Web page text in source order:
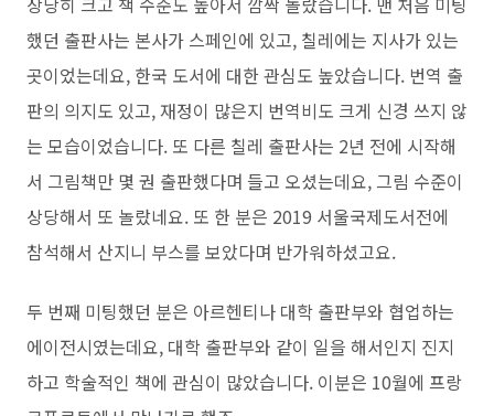
했던 출판사는 본사가 스페인에 있고, 칠레에는 지사가 있는
곳이었는데요, 한국 도서에 대한 관심도 높았습니다. 번역 출
판의 의지도 있고, 재정이 많은지 번역비도 크게 신경 쓰지 않
는 모습이었습니다. 또 다른 칠레 출판사는 2년 전에 시작해
서 그림책만 몇 권 출판했다며 들고 오셨는데요, 그림 수준이
상당해서 또 놀랐네요. 또 한 분은 2019 서울국제도서전에
참석해서 산지니 부스를 보았다며 반가워하셨고요.
두 번째 미팅했던 분은 아르헨티나 대학 출판부와 협업하는
에이전시였는데요, 대학 출판부와 같이 일을 해서인지 진지
하고 학술적인 책에 관심이 많았습니다. 이분은 10월에 프랑